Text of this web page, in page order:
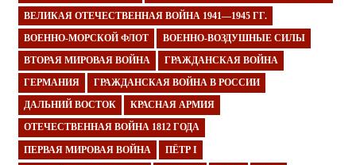
ВЕЛИКАЯ ОТЕЧЕСТВЕННАЯ ВОЙНА 1941—1945 ГГ.
ВОЕННО-МОРСКОЙ ФЛОТ ВОЕННО-ВОЗДУШНЫЕ СИЛЫ
ВТОРАЯ МИРОВАЯ ВОЙНА ГРАЖДАНСКАЯ ВОЙНА
ГЕРМАНИЯ ГРАЖДАНСКАЯ ВОЙНА В РОССИИ
ДАЛЬНИЙ ВОСТОК КРАСНАЯ АРМИЯ
ОТЕЧЕСТВЕННАЯ ВОЙНА 1812 ГОДА
ПЕРВАЯ МИРОВАЯ ВОЙНА ПЁТР I